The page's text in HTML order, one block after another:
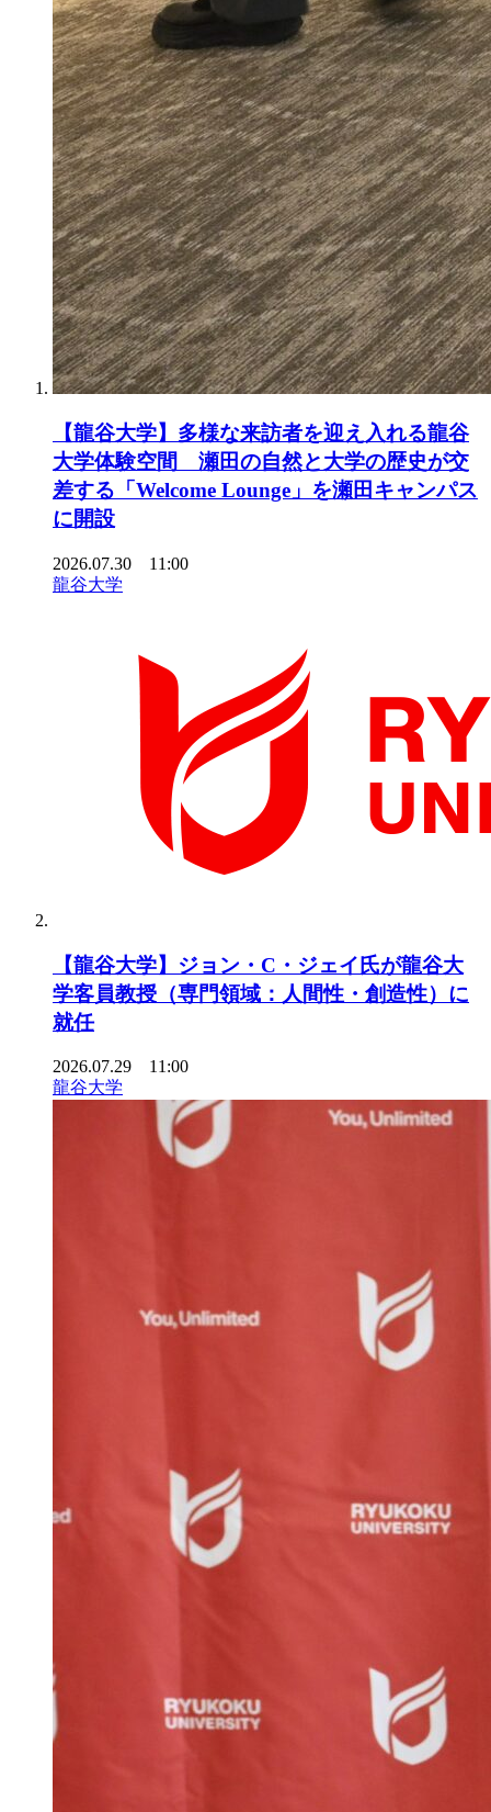
【龍谷大学】多様な来訪者を迎え入れる龍谷
大学体験空間 瀬田の自然と大学の歴史が交
差する「Welcome Lounge」を瀬田キャンパス
に開設
2026.07.30 11:00
龍谷大学
【龍谷大学】ジョン・C・ジェイ氏が龍谷大
学客員教授（専門領域：人間性・創造性）に
就任
2026.07.29 11:00
龍谷大学